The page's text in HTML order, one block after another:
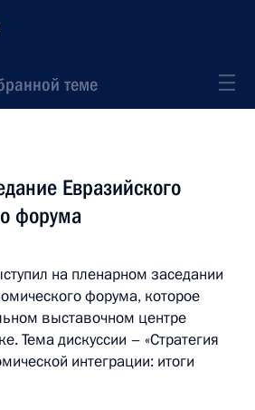
теме
Евразийского
форума
на пленарном заседании
форума, которое
выставочном центре
Тема дискуссии – «Стратегия
интеграции: итоги